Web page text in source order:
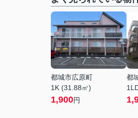
都城市広原町
1K (31.88㎡)
1,900円
都